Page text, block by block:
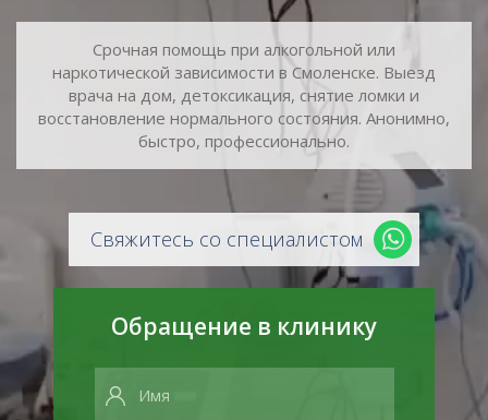
Срочная помощь при алкогольной или
наркотической зависимости в Смоленске. Выезд
врача на дом, детоксикация, снятие ломки и
восстановление нормального состояния. Анонимно,
быстро, профессионально.
Свяжитесь со специалистом
Обращение в клинику